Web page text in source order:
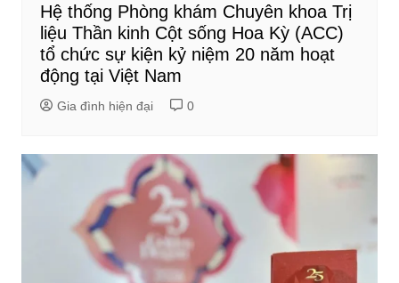
Hệ thống Phòng khám Chuyên khoa Trị
liệu Thần kinh Cột sống Hoa Kỳ (ACC)
tổ chức sự kiện kỷ niệm 20 năm hoạt
động tại Việt Nam
Gia đình hiện đại 0